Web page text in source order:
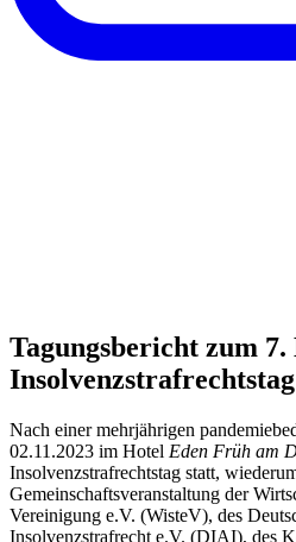
Tagungsbericht zum
Nach einer mehrjährigen
02.11.2023 im Hotel Eden Früh am
Insolvenzstrafrechtstag statt,
Gemeinschaftsveranstaltung der
Vereinigung e.V. (WisteV), des
Insolvenzstrafrecht e.V. (DIAI), des